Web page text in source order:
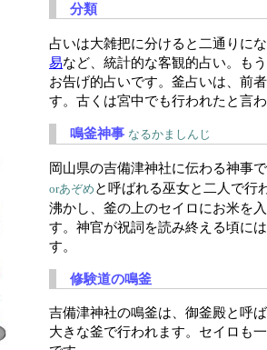
分類
占いは大雑把に分けると二通りに
易など、統計的な客観的占い。も
お告げ的占いです。釜占いは、前
す。古くは宮中でも行われたと言
鳴釜神事 なるかましんじ
岡山県の吉備津神社に伝わる神事
orあぞめ と呼ばれる巫女と二人で行
沸かし、釜の上のセイロにお米を
す。神官が祝詞を読み終える頃に
す。
修験道の鳴釜
吉備津神社の鳴釜は、御釜殿と呼
大きな釜で行われます。セイロも